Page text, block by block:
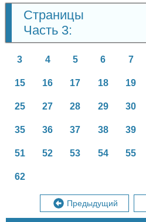
Страницы
Часть 3:
3 4 5 6 7
15 16 17 18 19
25 27 28 29 30
35 36 37 38 39
51 52 53 54 55
62
Предыдущий